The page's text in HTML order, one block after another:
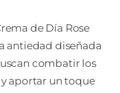
de Día Rose
antiedad diseñada
combatir los
aportar un toque